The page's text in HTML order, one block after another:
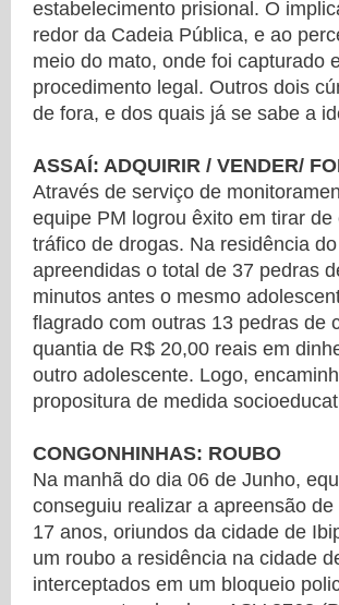
estabelecimento prisional. O
redor da Cadeia Pública, e ao
meio do mato, onde foi capturado
procedimento legal. Outros dois
de fora, e dos quais já se sabe a
ASSAÍ: ADQUIRIR / VENDER/
Através de serviço de
equipe PM logrou êxito em tirar
tráfico de drogas. Na residência
apreendidas o total de 37 pedras
minutos antes o mesmo
flagrado com outras 13 pedras de
quantia de R$ 20,00 reais em
outro adolescente. Logo,
propositura de medida
CONGONHINHAS: ROUBO
Na manhã do dia 06 de Junho,
conseguiu realizar a apreensão
17 anos, oriundos da cidade de
um roubo a residência na cidade
interceptados em um bloqueio